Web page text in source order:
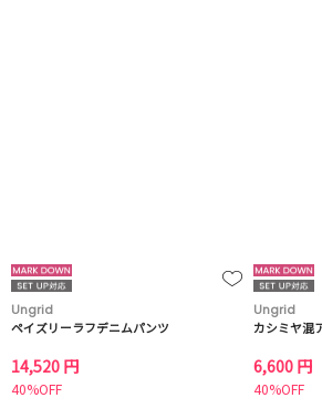
Ungrid
ペイズリーラフデニムパンツ
14,520 円
40%OFF
Ungrid
カシミヤ混
6,600 円
40%OFF